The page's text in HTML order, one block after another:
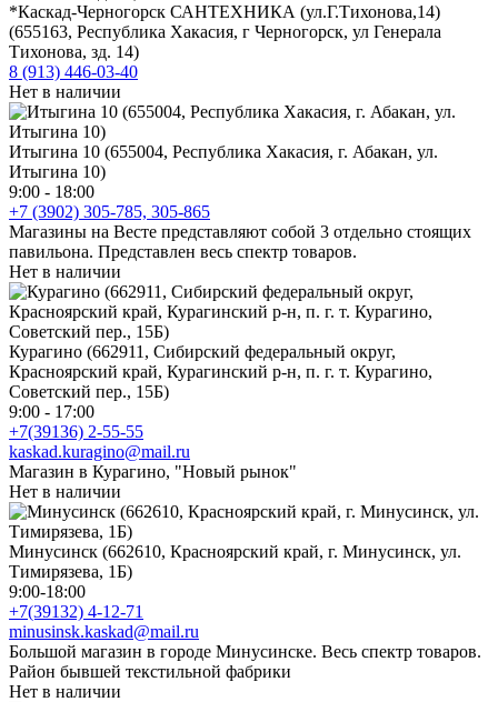
*Каскад-Черногорск САНТЕХНИКА (ул.Г.Тихонова,14)
(655163, Республика Хакасия, г Черногорск, ул Генерала
Тихонова, зд. 14)
8 (913) 446-03-40
Нет в наличии
Итыгина 10 (655004, Республика Хакасия, г. Абакан, ул.
Итыгина 10)
9:00 - 18:00
+7 (3902) 305-785, 305-865
Магазины на Весте представляют собой 3 отдельно стоящих
павильона. Представлен весь спектр товаров.
Нет в наличии
Курагино (662911, Сибирский федеральный округ,
Красноярский край, Курагинский р-н, п. г. т. Курагино,
Советский пер., 15Б)
9:00 - 17:00
+7(39136) 2-55-55
kaskad.kuragino@mail.ru
Магазин в Курагино, "Новый рынок"
Нет в наличии
Минусинск (662610, Красноярский край, г. Минусинск, ул.
Тимирязева, 1Б)
9:00-18:00
+7(39132) 4-12-71
minusinsk.kaskad@mail.ru
Большой магазин в городе Минусинске. Весь спектр товаров.
Район бывшей текстильной фабрики
Нет в наличии